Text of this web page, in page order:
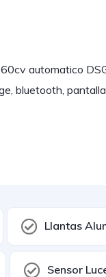
automatico
bluetooth,
Llantas
Sensor